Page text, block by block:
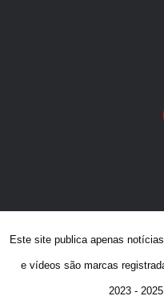
Este site publica apenas
e vídeos são marcas
2023 -